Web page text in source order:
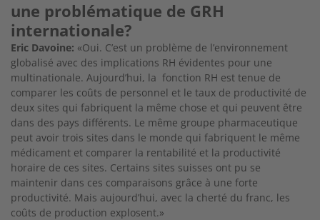
une problématique de GRH
internationale?
Eric Davoine: «Oui. C’est un problème de l’environnement
globalisé avec des implications RH évidentes pour une
multinationale. Aujourd’hui, la fonction RH est tenue de
comparer les coûts de personnel et le taux de productivité de
deux sites qui fabriquent la même chose et qui peuvent être
dans des pays différents. Le même groupe pharmaceutique
peut avoir trois sites dans le monde qui fabriquent le même
médicament et comparer la rentabilité et la productivité
horaire de ces sites. Certains sites suisses ont pu se
maintenir dans ces comparaisons grâce à une forte
productivité. Mais aujourd’hui, avec la cherté du franc, les
coûts de production explosent.»